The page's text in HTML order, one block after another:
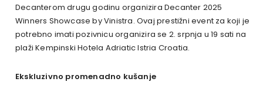
Decanterom drugu godinu organizira Decanter 2025
Winners Showcase by Vinistra. Ovaj prestižni event za koji je
potrebno imati pozivnicu organizira se 2. srpnja u 19 sati na
plaži Kempinski Hotela Adriatic Istria Croatia.
Ekskluzivno promenadno kušanje